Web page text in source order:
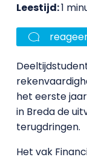
Leestijd:1
het eerste
in Breda de
terugdringen.
Het vak